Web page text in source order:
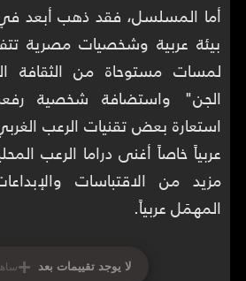
أما المسلسل، فقد ذهب أبعد في
بيئة عربية وشخصيات مصرية
لمسات مستوحاة من الثقافة
الجن" واستضافة شخصية
استعارة بعض تقنيات الرعب
عربياً خاصاً أغنى دراما الرعب
مزيد من الاقتباسات
المهمَل عربياً.
لا يوجد تقييمات بعد +